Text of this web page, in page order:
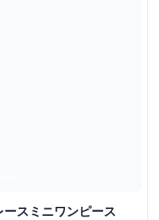
スミニワンピース